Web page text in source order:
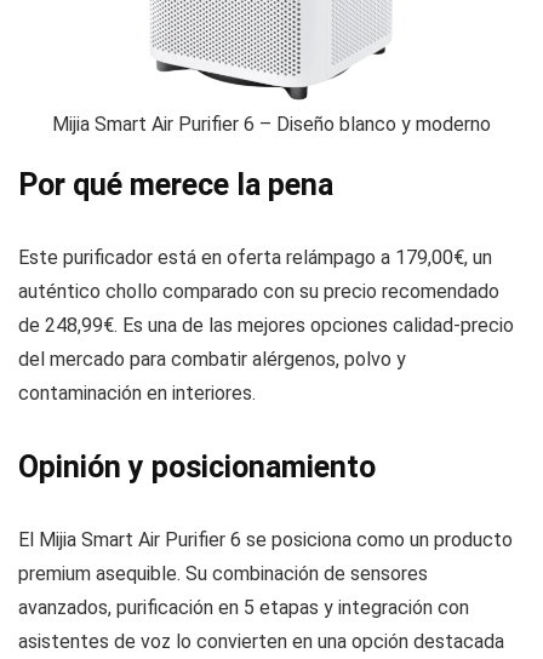
Mijia Smart Air Purifier 6 – Diseño blanco y moderno
Por qué merece la pena
Este purificador está en oferta relámpago a 179,00€, un
auténtico chollo comparado con su precio recomendado
de 248,99€. Es una de las mejores opciones calidad-precio
del mercado para combatir alérgenos, polvo y
contaminación en interiores.
Opinión y posicionamiento
El Mijia Smart Air Purifier 6 se posiciona como un producto
premium asequible. Su combinación de sensores
avanzados, purificación en 5 etapas y integración con
asistentes de voz lo convierten en una opción destacada